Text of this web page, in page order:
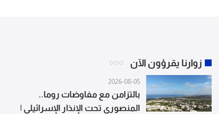
زوارنا يقرؤون الآن
2026-08-05
بالتزامن مع مفاوضات روما..
المنصوري تحت الإنذار الإسرائيلي |